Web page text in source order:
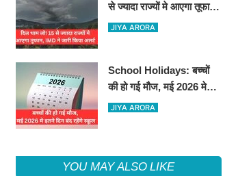
से ज्यादा राज्यों मे आएगा तूफान,
IMD ने जारी किया अलर्ट
JIYA ARORA
School Holidays: बच्चों
की हो गई मौज, मई 2026 मे
इतने दिन बंद रहेंगे स्कूल
JIYA ARORA
YOU MAY ALSO LIKE